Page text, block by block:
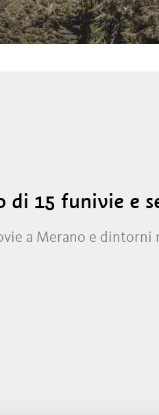
di 15 funivie e
a Merano e dintorni